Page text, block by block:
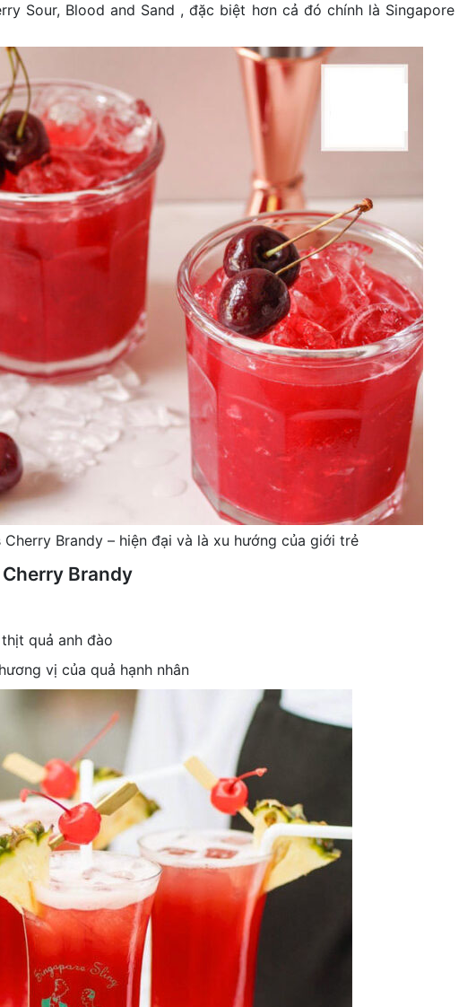
Sour, Blood and Sand , đặc biệt hơn cả đó chính là Singapore
Brandy – hiện đại và là xu hướng của giới trẻ
Brandy
quả anh đào
vị của quả hạnh nhân